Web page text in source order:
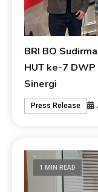
BRI BO
HUT ke-7
Sinergi
Press Release
1 MIN READ